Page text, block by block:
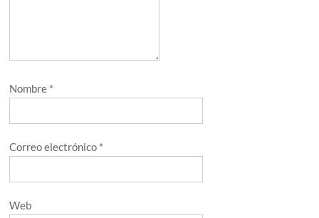
Nombre *
Correo electrónico *
Web